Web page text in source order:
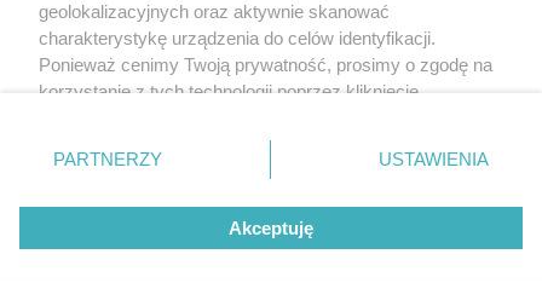
geolokalizacyjnych oraz aktywnie skanować
charakterystykę urządzenia do celów identyfikacji.
Ponieważ cenimy Twoją prywatność, prosimy o zgodę na
korzystanie z tych technologii poprzez kliknięcie
zmienić/wycofać klikając przycisk ustawień prywatności
znajdujący się w lewym dolnym rogu strony
rodzaje przetwarzania danych nie wymagają zgody
użytkownika, ale masz prawo sprzeciwić się takiemu
przetwarzaniu. Preferencje będą miały zastosowanie tylko
PARTNERZY USTAWIENIA
Akceptuję